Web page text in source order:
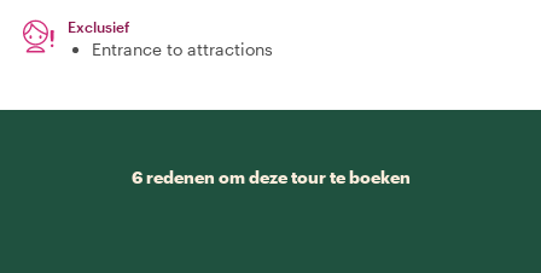
Exclusief
Entrance to attractions
6 redenen om deze tour te boeken